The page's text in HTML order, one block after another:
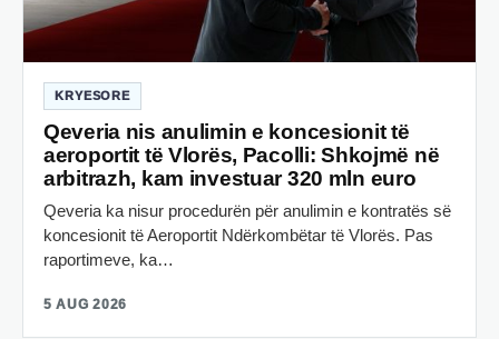
KRYESORE
Qeveria nis anulimin e koncesionit të
aeroportit të Vlorës, Pacolli: Shkojmë në
arbitrazh, kam investuar 320 mln euro
Qeveria ka nisur procedurën për anulimin e kontratës së
koncesionit të Aeroportit Ndërkombëtar të Vlorës. Pas
raportimeve, ka…
5 AUG 2026